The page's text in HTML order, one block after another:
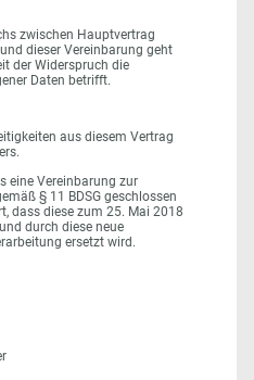
zwischen Hauptvertrag
dieser Vereinbarung geht
der Widerspruch die
Daten betrifft.
aus diesem Vertrag
eine Vereinbarung zur
§ 11 BDSG geschlossen
dass diese zum 25. Mai 2018
durch diese neue
ersetzt wird.